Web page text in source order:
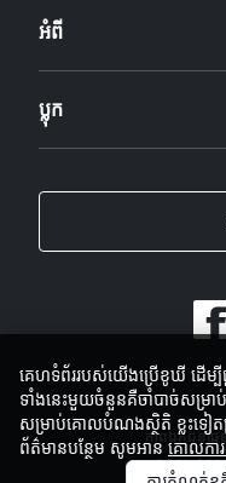
អំពី
ប្លុក
2001-
ភាពឯកជនផែ
គេហទំព័ររបស់យើងប្រើខូឃី ដើម្
ទាំងនេះមួយចំនួនគឺចាំបាច់សម្រា
សម្រាប់គោលបំណងស្ថិតិ ខ្លះទៀ
ព័ត៌មានបន្ថែម សូមអាន គោលក